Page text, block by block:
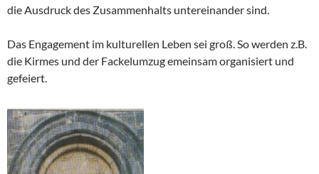
die Ausdruck des Zusammenhalts untereinander sind.
Das Engagement im kulturellen Leben sei groß. So werden z.B.
die Kirmes und der Fackelumzug emeinsam organisiert und
gefeiert.